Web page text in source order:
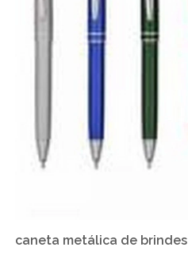
caneta metálica de brindes